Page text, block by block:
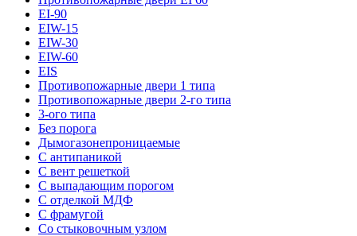
EI-90
EIW-15
EIW-30
EIW-60
EIS
Противопожарные двери 1 типа
Противопожарные двери 2-го типа
3-ого типа
Без порога
Дымогазонепроницаемые
С антипаникой
С вент решеткой
С выпадающим порогом
С отделкой МДФ
С фрамугой
Со стыковочным узлом